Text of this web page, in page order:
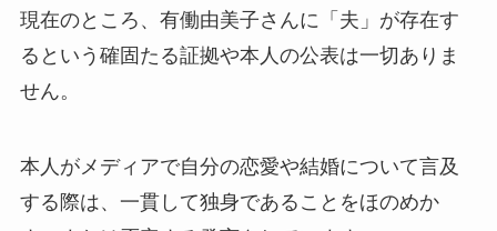
現在のところ、有働由美子さんに「夫」が存在す
るという確固たる証拠や本人の公表は一切ありま
せん。
本人がメディアで自分の恋愛や結婚について言及
する際は、一貫して独身であることをほのめか